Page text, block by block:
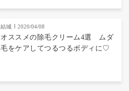
結城 2020/04/08
オススメの除毛クリーム4選 ムダ
毛をケアしてつるつるボディに♡